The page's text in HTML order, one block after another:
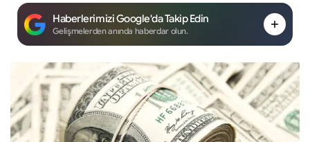
Haberlerimizi Google'da Takip Edin
Gelişmelerden anında haberdar olun.